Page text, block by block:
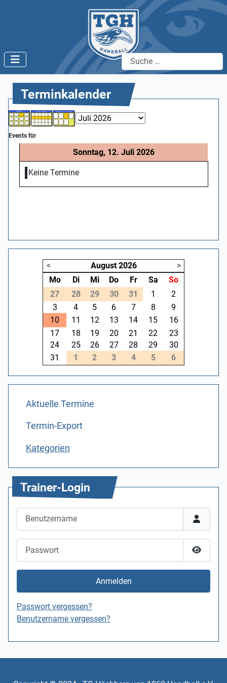
Suchen
Terminkalender
Events für
Sonntag, 12. Juli 2026
Keine Termine
< August 2026
>
Mo
Di Mi Do Fr Sa
So
27
28 29 30 31 1
2
3
4 5 6 7 8
9
10
11 12 13 14 15
16
17
18 19 20 21 22
23
24
25 26 27 28 29
30
31
1 2 3 4 5 6
Aktuelle Termine
Termin-Export
Kategorien
Trainer-Login
Anmelden
Passwort vergessen?
Benutzername vergessen?